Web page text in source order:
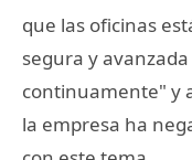
que las oficinas
segura y
continuamente" y
la empresa ha